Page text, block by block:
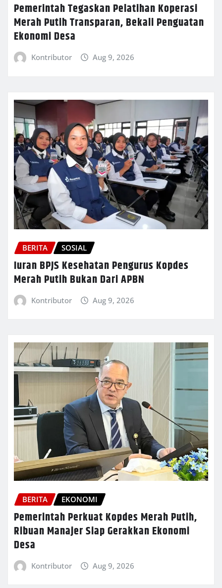
Pemerintah Tegaskan Pelatihan Koperasi
Merah Putih Transparan, Bekali Penguatan
Ekonomi Desa
Kontributor Aug 9, 2026
BERITA SOSIAL
Iuran BPJS Kesehatan Pengurus Kopdes
Merah Putih Bukan Dari APBN
Kontributor Aug 9, 2026
BERITA EKONOMI
Pemerintah Perkuat Kopdes Merah Putih,
Ribuan Manajer Siap Gerakkan Ekonomi
Desa
Kontributor Aug 9, 2026